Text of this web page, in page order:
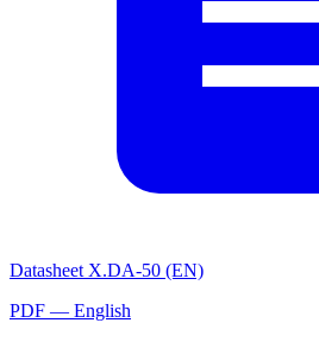
Datasheet X.DA-50 (EN)
PDF — English